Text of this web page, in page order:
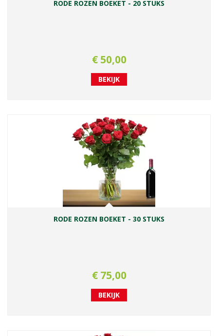
RODE ROZEN BOEKET - 20 STUKS
€ 50,00
BEKIJK
RODE ROZEN BOEKET - 30 STUKS
€ 75,00
BEKIJK